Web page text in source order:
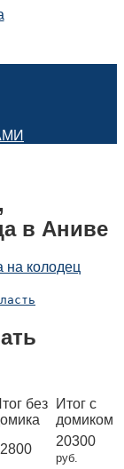
в Аниве
на колодец
без
Итог с
домиком
20300
руб.